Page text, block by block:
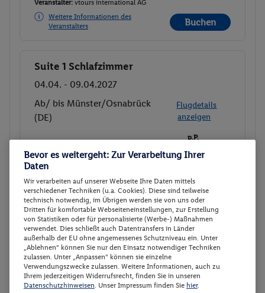
Veranstalter: vtours international AG
Weitere Informationen des
Veranstalters
Buchen
Buchen
Suite 1 Schlafzimmer
04.04. - 09.04.2027
Ab/ bis Münster/Osnabrück
(DE)
Flugdetails
anzeigen
Ohne Verpflegung
p.P.
577.-
Veranstalter:Vtours GmbH
Weitere Informationen des
Veranstalters
Buchen
Buchen
Suite 1 Schlafzimmer
04.04. - 09.04.2027
Bevor es weitergeht: Zur Verarbeitung Ihrer
Daten
Wir verarbeiten auf unserer Webseite Ihre Daten mittels
verschiedener Techniken (u.a. Cookies). Diese sind teilweise
technisch notwendig, im Übrigen werden sie von uns oder
Dritten für komfortable Webseiteneinstellungen, zur Erstellung
von Statistiken oder für personalisierte (Werbe-) Maßnahmen
verwendet. Dies schließt auch Datentransfers in Länder
außerhalb der EU ohne angemessenes Schutzniveau ein. Unter
„Ablehnen“ können Sie nur den Einsatz notwendiger Techniken
zulassen. Unter „Anpassen“ können sie einzelne
Verwendungszwecke zulassen. Weitere Informationen, auch zu
Ihrem jederzeitigen Widerrufsrecht, finden Sie in unseren
Datenschutzhinweisen. Unser Impressum finden Sie hier.